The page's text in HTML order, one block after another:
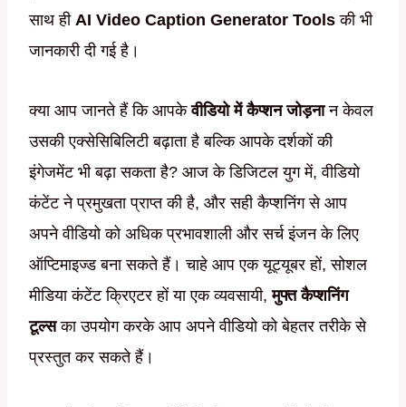
साथ ही AI Video Caption Generator Toolsकी भी
जानकारी दी गई है।
क्या आप जानते हैं कि आपकेवीडियो में कैप्शन जोड़नान केवल
उसकी एक्सेसिबिलिटी बढ़ाता है बल्कि आपके दर्शकों की
इंगेजमेंट भी बढ़ा सकता है? आज के डिजिटल युग में, वीडियो
कंटेंट ने प्रमुखता प्राप्त की है, और सही कैप्शनिंग से आप
अपने वीडियो को अधिक प्रभावशाली और सर्च इंजन के लिए
ऑप्टिमाइज्ड बना सकते हैं। चाहे आप एक यूट्यूबर हों, सोशल
मीडिया कंटेंट क्रिएटर हों या एक व्यवसायी,मुफ्त कैप्शनिंग
टूल्सका उपयोग करके आप अपने वीडियो को बेहतर तरीके से
प्रस्तुत कर सकते हैं।